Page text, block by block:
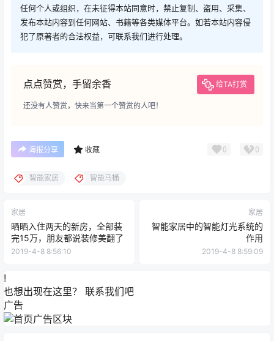
任何个人或组织，在未征得本站同意时，禁止复制、盗用、采集、
发布本站内容到任何网站、书籍等各类媒体平台。如若本站内容侵
犯了原著者的合法权益，可联系我们进行处理。
点点赞赏，手留余香 给TA打赏
还没有人赞赏，快来当第一个赞赏的人吧！
海报分享 收藏 0 0
智能家居 智能马桶
家居
晒晒入住两天的新房，全部装
完15万，朋友都说装修美翻了
2019-4-8 8:56:10
家居
智能家居中的智能灯光系统的
作用
2019-4-8 8:59:09
!
也想出现在这里？ 联系我们吧
广告